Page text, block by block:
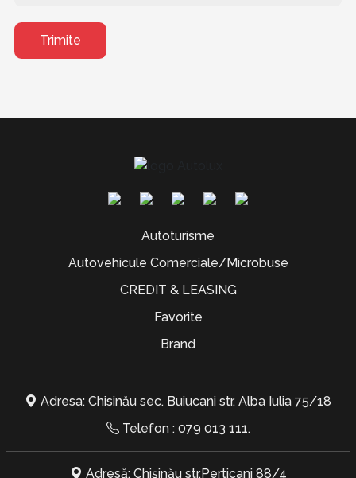
Trimite
Autoturisme
Autovehicule Comerciale/Microbuse
CREDIT & LEASING
Favorite
Brand
Adresa: Chisinău sec. Buiucani str. Alba Iulia 75/18
Telefon : 079 013 111.
Adresă: Chișinău str.Perticani 88/4